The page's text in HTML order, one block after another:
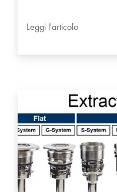
Leggi l'articolo